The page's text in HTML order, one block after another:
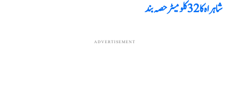
شاہراہ کا 32 کلومیٹر حصہ بند
ADVERTISEMENT